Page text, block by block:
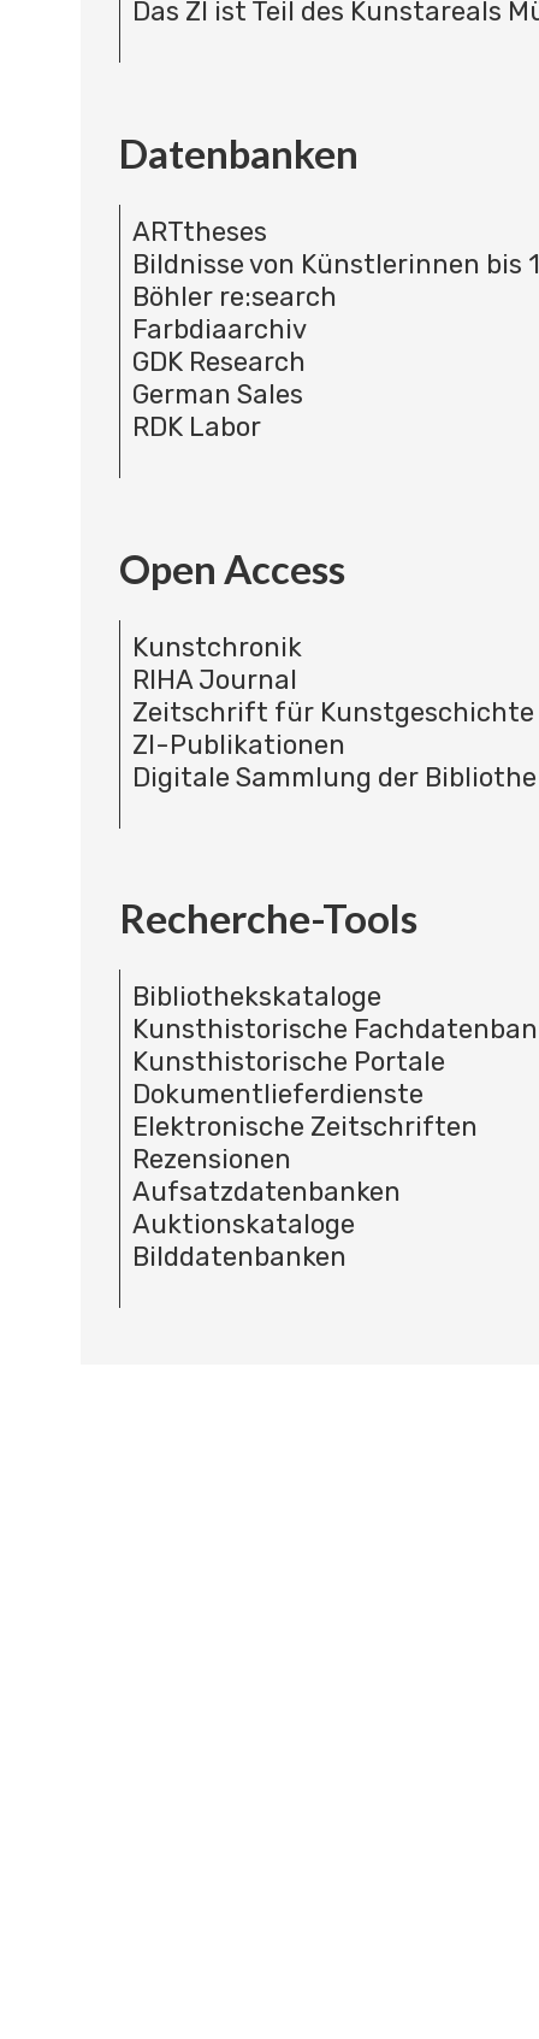
Das ZI ist Teil des Kunstareals
Datenbanken
ARTtheses
Bildnisse von Künstlerinnen bis
Böhler re:search
Farbdiaarchiv
GDK Research
German Sales
RDK Labor
Open Access
Kunstchronik
RIHA Journal
Zeitschrift für Kunstgeschichte
ZI-Publikationen
Digitale Sammlung der
Recherche-Tools
Bibliothekskataloge
Kunsthistorische
Kunsthistorische Portale
Dokumentlieferdienste
Elektronische Zeitschriften
Rezensionen
Aufsatzdatenbanken
Auktionskataloge
Bilddatenbanken